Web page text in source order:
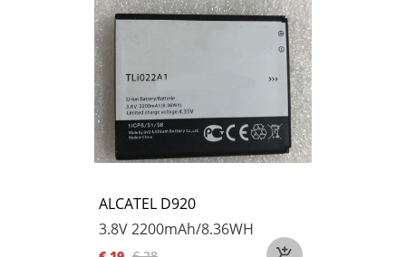
ALCATEL D920
3.8V2200mAh/8.36WH